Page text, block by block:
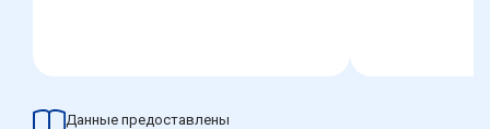
Данные предоставлены